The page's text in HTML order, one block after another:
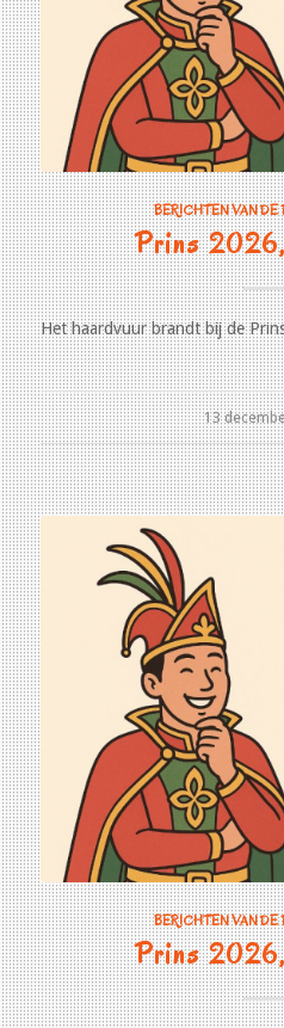
BERICHTEN VAN DE
Prins
Het haardvuur brandt bij de
13
BERICHTEN VAN DE
Prins